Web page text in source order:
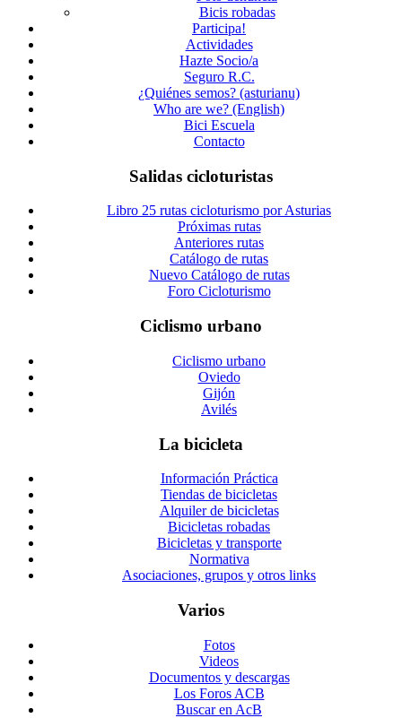
Bicis robadas
Participa!
Actividades
Hazte Socio/a
Seguro R.C.
¿Quiénes semos? (asturianu)
Who are we? (English)
Bici Escuela
Contacto
Salidas cicloturistas
Libro 25 rutas cicloturismo por Asturias
Próximas rutas
Anteriores rutas
Catálogo de rutas
Nuevo Catálogo de rutas
Foro Cicloturismo
Ciclismo urbano
Ciclismo urbano
Oviedo
Gijón
Avilés
La bicicleta
Información Práctica
Tiendas de bicicletas
Alquiler de bicicletas
Bicicletas robadas
Bicicletas y transporte
Normativa
Asociaciones, grupos y otros links
Varios
Fotos
Videos
Documentos y descargas
Los Foros ACB
Buscar en AcB